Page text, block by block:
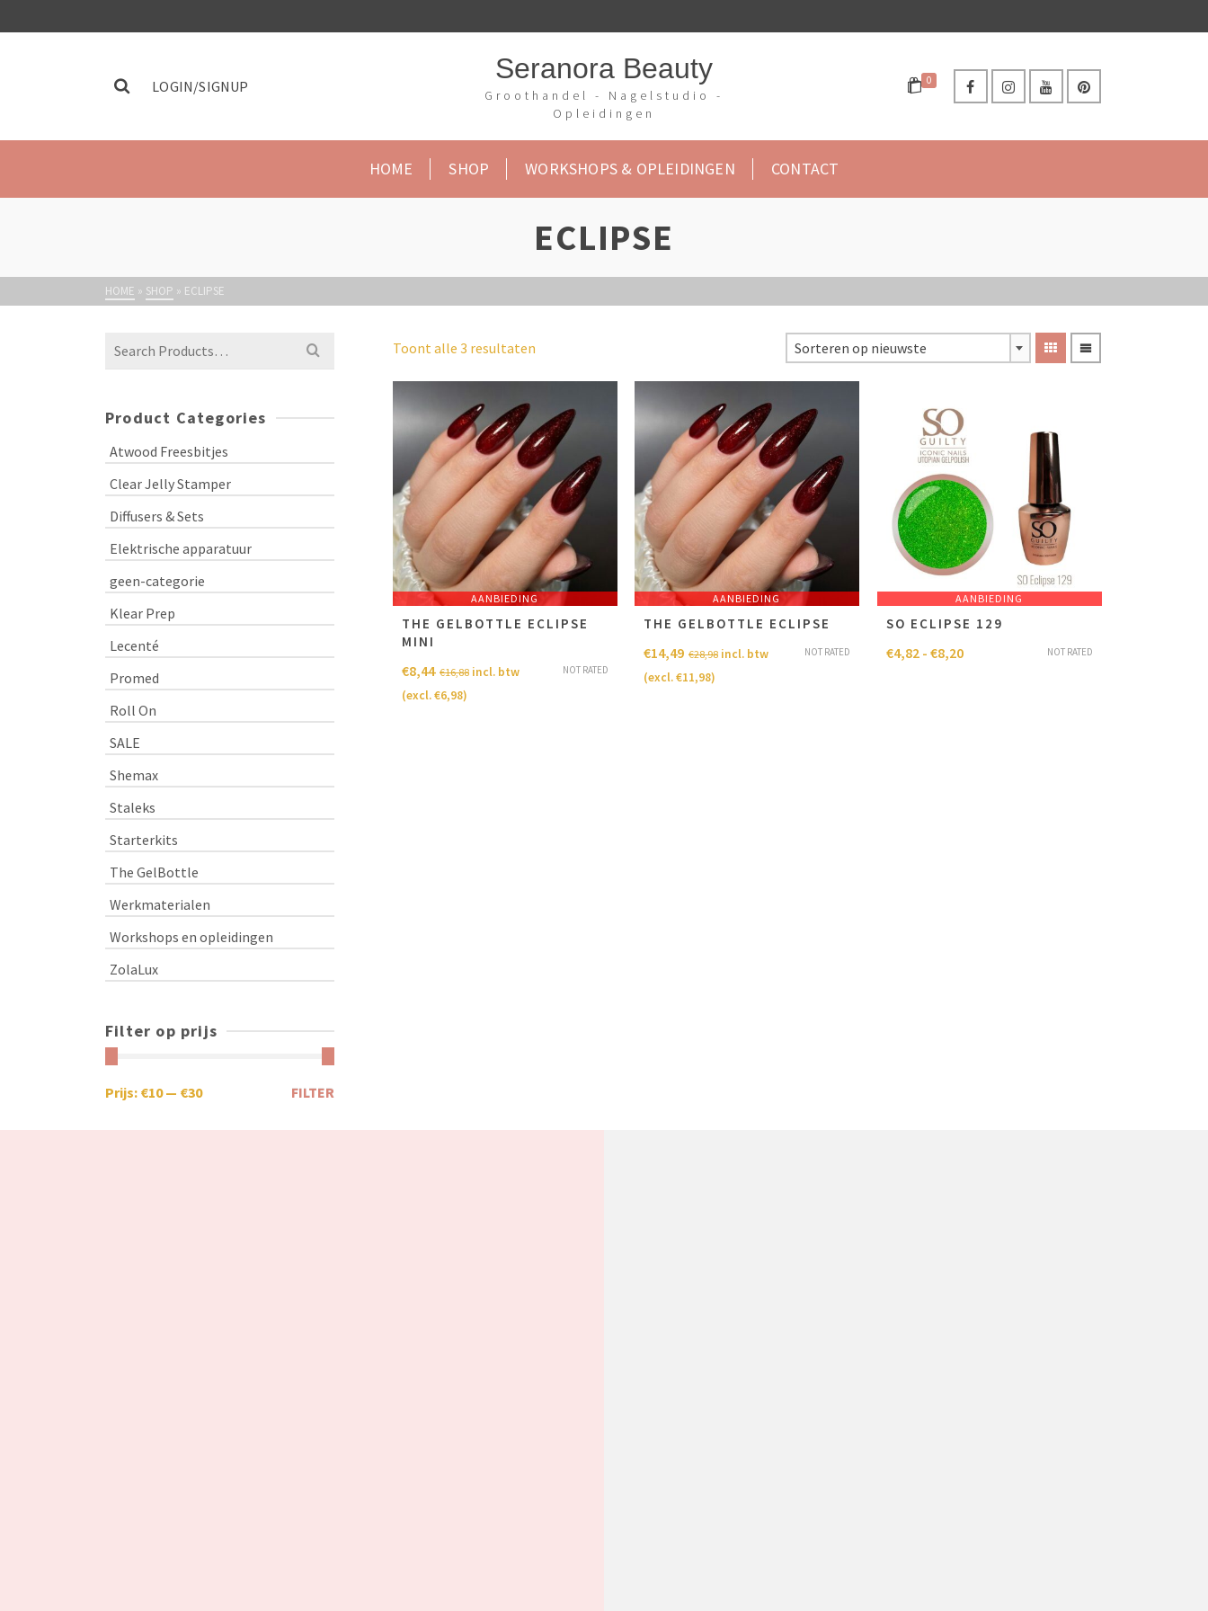
LOGIN/SIGNUP
Seranora Beauty
Groothandel - Nagelstudio -
Opleidingen
0
HOME SHOP WORKSHOPS & OPLEIDINGEN CONTACT
ECLIPSE
HOME » SHOP » ECLIPSE
Toont alle 3 resultaten Sorteren op nieuwste
AANBIEDING
THE GELBOTTLE ECLIPSE
MINI
NOT RATED
€16,88
€8,44
incl. btw
(excl.€6,98)
AANBIEDING
THE GELBOTTLE ECLIPSE
NOT RATED
€28,98
€14,49
incl. btw
(excl.€11,98)
AANBIEDING
SO ECLIPSE 129
NOT RATED
€4,82 - €8,20
Product Categories
Atwood Freesbitjes
Clear Jelly Stamper
Diffusers & Sets
Elektrische apparatuur
geen-categorie
Klear Prep
Lecenté
Promed
Roll On
SALE
Shemax
Staleks
Starterkits
The GelBottle
Werkmaterialen
Workshops en opleidingen
ZolaLux
Filter op prijs
FILTER
Prijs: €10— €30